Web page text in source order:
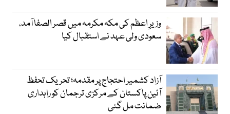
وزیرِ اعظم کی مکہ مکرمہ میں قصر الصفا آمد،
سعودی ولی عہد نے استقبال کیا
آزاد کشمیر احتجاج پر مقدمہ؛ تحریک تحفظ
آئین پاکستان کے مرکزی ترجمان کو راہداری
ضمانت مل گئی